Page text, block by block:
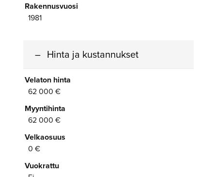
Rakennusvuosi
1981
Hinta ja kustannukset
Velaton hinta
62 000 €
Myyntihinta
62 000 €
Velkaosuus
0 €
Vuokrattu